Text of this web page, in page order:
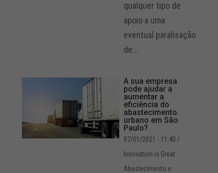
qualquer tipo de
apoio a uma
eventual paralisação
de...
A sua empresa
pode ajudar a
aumentar a
eficiência do
abastecimento
urbano em São
Paulo?
07/01/2021 - 11:40 /
Innovation is Great
Abastecimento e